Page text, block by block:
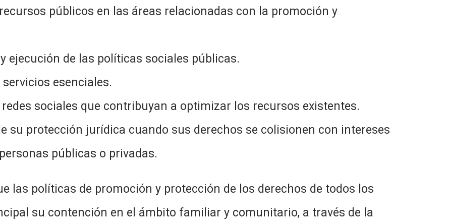
públicos en las áreas relacionadas con la promoción y
ejecución de las políticas sociales públicas.
esenciales.
sociales que contribuyan a optimizar los recursos existentes.
su protección jurídica cuando sus derechos se colisionen con intereses
públicas o privadas.
las políticas de promoción y protección de los derechos de todos los
su contención en el ámbito familiar y comunitario, a través de la